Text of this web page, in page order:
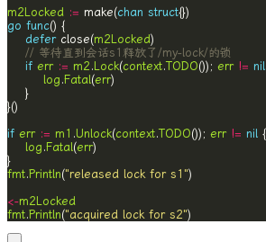
m2Locked := make(chan struct
go func
defer close(m2Locked
// 等待直到会话s1释放了/my-lock/的锁
if err := m2 .Lock(context.TODO()); err != nil
log .Fatal(err
if err := m1 .Unlock(context.TODO()); err != nil
log .Fatal(err
fmt.Println("released lock for s1"
<-m2Locked
fmt.Println("acquired lock for s2")